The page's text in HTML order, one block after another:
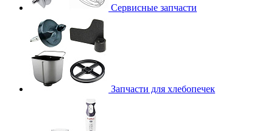
Сервисные запчасти
Запчасти для хлебопечек